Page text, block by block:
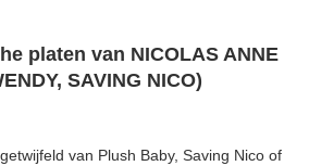
platen van NICOLAS ANNE
SAVING NICO)
van Plush Baby, Saving Nico of